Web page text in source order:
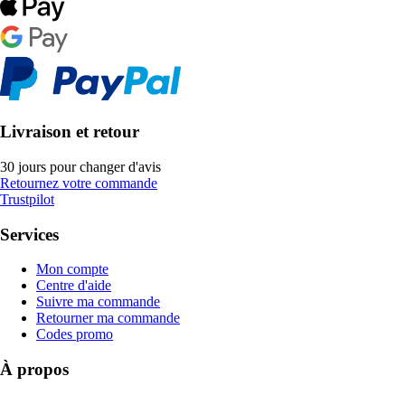
Livraison et retour
30 jours pour changer d'avis
Retournez votre commande
Trustpilot
Services
Mon compte
Centre d'aide
Suivre ma commande
Retourner ma commande
Codes promo
À propos